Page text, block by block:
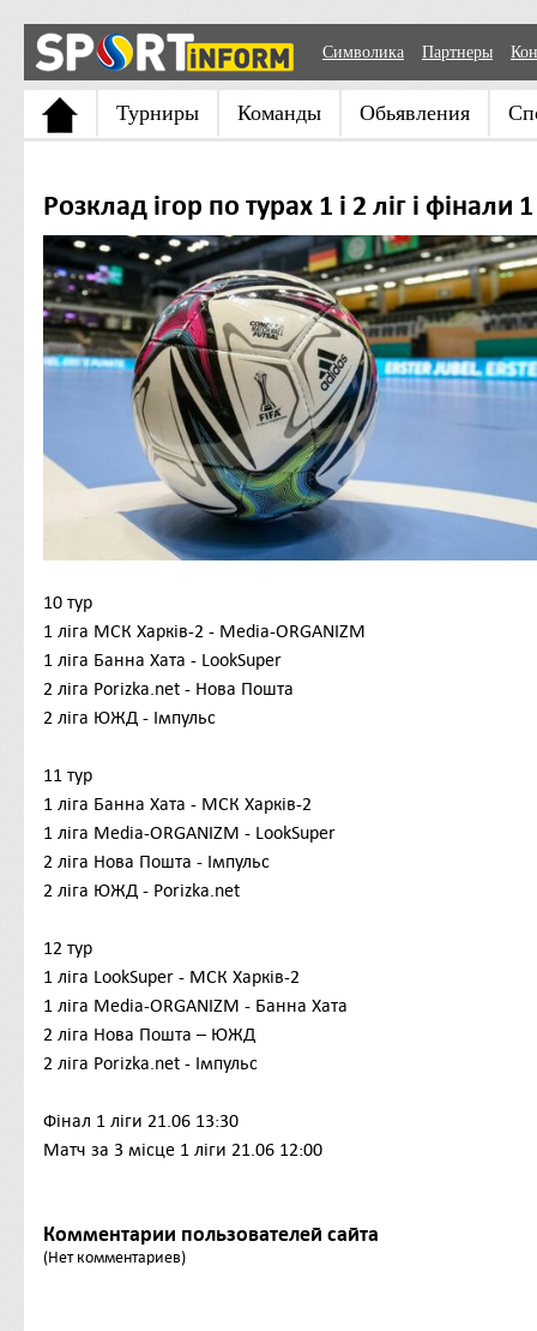
Символика Партнеры
Турниры Команды Обьявления
Розклад ігор по турах 1 і 2 ліг і фінали 1
10 тур
1 ліга МСК Харків-2 - Media-ORGANIZM
1 ліга Банна Хата - LookSuper
2 ліга Porizka.net - Нова Пошта
2 ліга ЮЖД - Імпульс
11 тур
1 ліга Банна Хата - МСК Харків-2
1 ліга Media-ORGANIZM - LookSuper
2 ліга Нова Пошта - Імпульс
2 ліга ЮЖД - Porizka.net
12 тур
1 ліга LookSuper - МСК Харків-2
1 ліга Media-ORGANIZM - Банна Хата
2 ліга Нова Пошта – ЮЖД
2 ліга Porizka.net - Імпульс
Фінал 1 ліги 21.06 13:30
Матч за 3 місце 1 ліги 21.06 12:00
Комментарии пользователей сайта
(Нет комментариев)